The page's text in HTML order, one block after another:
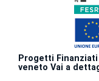
Progetti Finanziati
veneto Vai a